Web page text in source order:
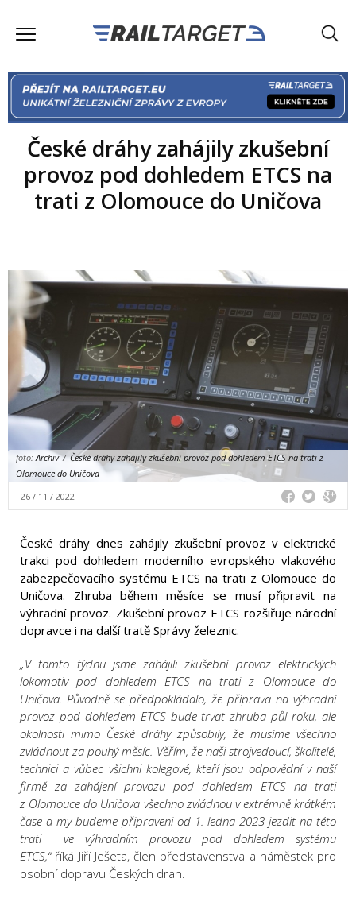
České dráhy zahájily zkušební
provoz pod dohledem ETCS na
trati z Olomouce do Uničova
foto:Archiv / České dráhy zahájily zkušební provoz pod dohledem ETCS na trati z
Olomouce do Uničova
26 / 11 / 2022
České dráhy dnes zahájily zkušební provoz v elektrické
trakci pod dohledem moderního evropského vlakového
zabezpečovacího systému ETCS na trati z Olomouce do
Uničova. Zhruba během měsíce se musí připravit na
výhradní provoz. Zkušební provoz ETCS rozšiřuje národní
dopravce i na další tratě Správy železnic.
„V tomto týdnu jsme zahájili zkušební provoz elektrických
lokomotiv pod dohledem ETCS na trati z Olomouce do
Uničova. Původně se předpokládalo, že příprava na výhradní
provoz pod dohledem ETCS bude trvat zhruba půl roku, ale
okolnosti mimo České dráhy způsobily, že musíme všechno
zvládnout za pouhý měsíc. Věřím, že naši strojvedoucí, školitelé,
technici a vůbec všichni kolegové, kteří jsou odpovědní v naší
firmě za zahájení provozu pod dohledem ETCS na trati
z Olomouce do Uničova všechno zvládnou v extrémně krátkém
čase a my budeme připraveni od 1. ledna 2023 jezdit na této
trati ve výhradním provozu pod dohledem systému
ETCS,“ říká Jiří Ješeta, člen představenstva a náměstek pro
osobní dopravu Českých drah.